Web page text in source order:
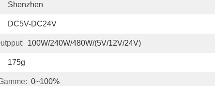
Shenzhen
DC5V-DC24V
100W/240W/480W/(5V/12V/24V)
175g
0~100%